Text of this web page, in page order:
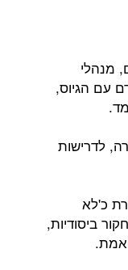
מנהלי
עם הגיוס,
לדרישות
כ'לא
ביסודיות,